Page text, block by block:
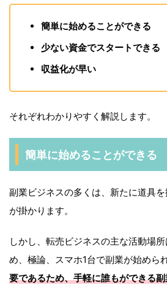
簡単に始めることができる
少ない資金でスタートできる
収益化が早い
それぞれわかりやすく解説します。
簡単に始めることができる
副業ビジネスの多くは、新たに道具
が掛かります。
しかし、転売ビジネスの主な活動場
め、極論、スマホ1台で副業が始められ
要であるため、手軽に誰もができる